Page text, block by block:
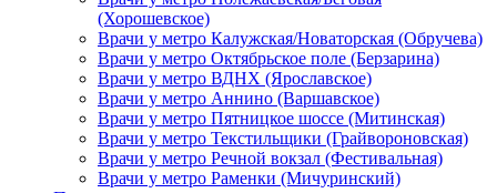
(Хорошевское)
Врачи у метро Калужская/Новаторская (Обручева)
Врачи у метро Октябрьское поле (Берзарина)
Врачи у метро ВДНХ (Ярославское)
Врачи у метро Аннино (Варшавское)
Врачи у метро Пятницкое шоссе (Митинская)
Врачи у метро Текстильщики (Грайвороновская)
Врачи у метро Речной вокзал (Фестивальная)
Врачи у метро Раменки (Мичуринский)